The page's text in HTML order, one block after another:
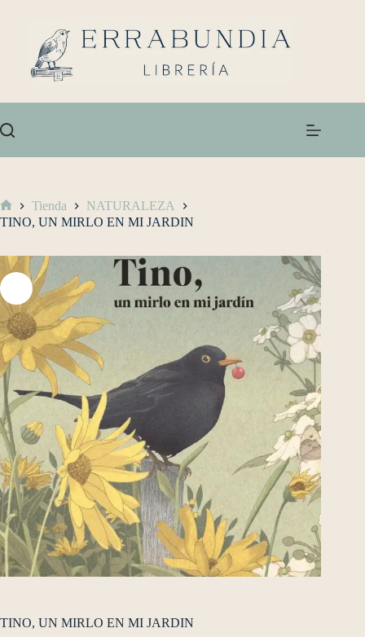
Tienda
NATURALEZA
TINO, UN MIRLO EN MI JARDIN
TINO, UN MIRLO EN MI JARDIN